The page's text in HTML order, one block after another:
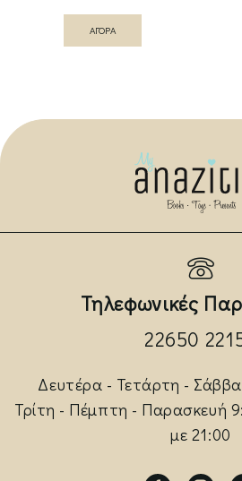
ΑΓΟΡΑ
Τηλεφωνικές
22650
Δευτέρα - Τετάρτη -
Τρίτη - Πέμπτη - Παρασκευή
με 21:00